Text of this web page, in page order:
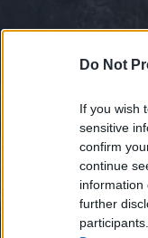
Do Not
If you wish
sensitive
confirm
continue
information
further